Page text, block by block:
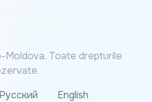
Toate drepturile
Русский English